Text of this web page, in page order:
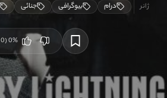
درام
بیوگرافی جنائی
0%
(
0